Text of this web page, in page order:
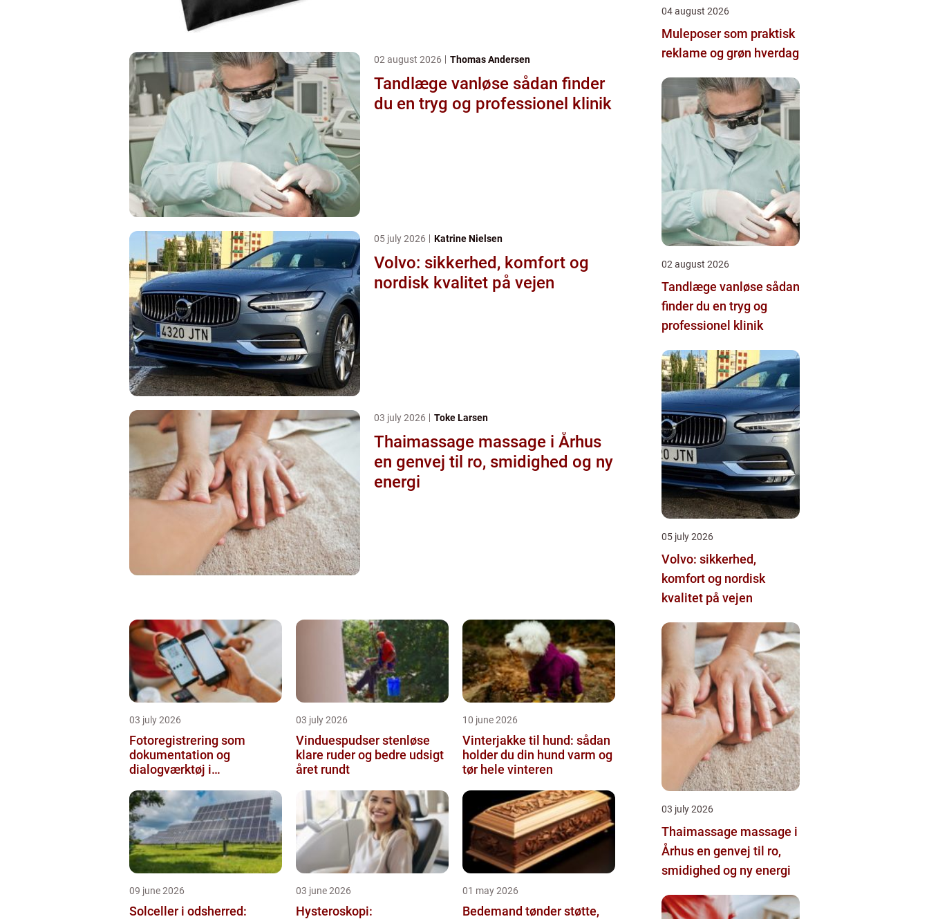
02 august 2026 Thomas Andersen
Tandlæge vanløse sådan finder
du en tryg og professionel klinik
05 july 2026 Katrine Nielsen
Volvo: sikkerhed, komfort og
nordisk kvalitet på vejen
03 july 2026 Toke Larsen
Thaimassage massage i Århus
en genvej til ro, smidighed og ny
energi
03 july 2026
Fotoregistrering som
dokumentation og
dialogværktøj i
03 july 2026
Vinduespudser stenløse
klare ruder og bedre udsigt
året rundt
10 june 2026
Vinterjakke til hund: sådan
holder du din hund varm og
tør hele vinteren
09 june 2026
Solceller i odsherred:
03 june 2026
Hysteroskopi:
01 may 2026
Bedemand tønder støtte,
04 august 2026
Muleposer som praktisk
reklame og grøn hverdag
02 august 2026
Tandlæge vanløse sådan
finder du en tryg og
professionel klinik
05 july 2026
Volvo: sikkerhed,
komfort og nordisk
kvalitet på vejen
03 july 2026
Thaimassage massage i
Århus en genvej til ro,
smidighed og ny energi